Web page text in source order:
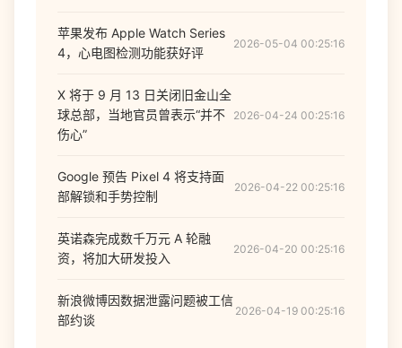
苹果发布 Apple Watch Series
4，心电图检测功能获好评
2026-05-04 00:25:16
X 将于 9 月 13 日关闭旧金山全
球总部，当地官员曾表示“并不
伤心”
2026-04-24 00:25:16
Google 预告 Pixel 4 将支持面
部解锁和手势控制
2026-04-22 00:25:16
英诺森完成数千万元 A 轮融
资，将加大研发投入
2026-04-20 00:25:16
新浪微博因数据泄露问题被工信
部约谈
2026-04-19 00:25:16